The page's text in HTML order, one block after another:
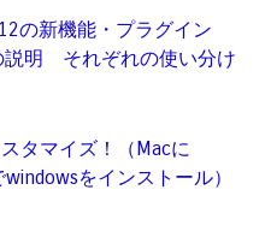
の新機能・プラグイン
説明 それぞれの使い分け
タマイズ！（Macに
をインストール）